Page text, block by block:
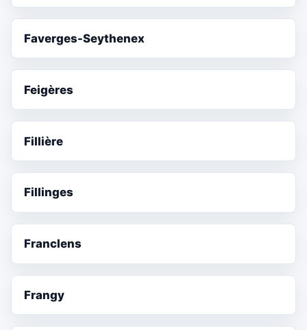
Faverges-Seythenex
Feigères
Fillière
Fillinges
Franclens
Frangy